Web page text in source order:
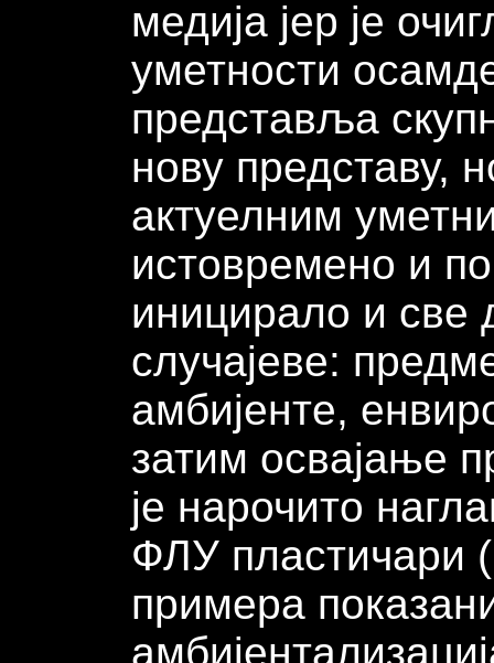
медија јер је
уметности
представља
нову представу,
актуелним
истовремено и
иницирало и све
случајеве:
амбијенте,
затим освајање
је нарочито
ФЛУ пластичари
примера